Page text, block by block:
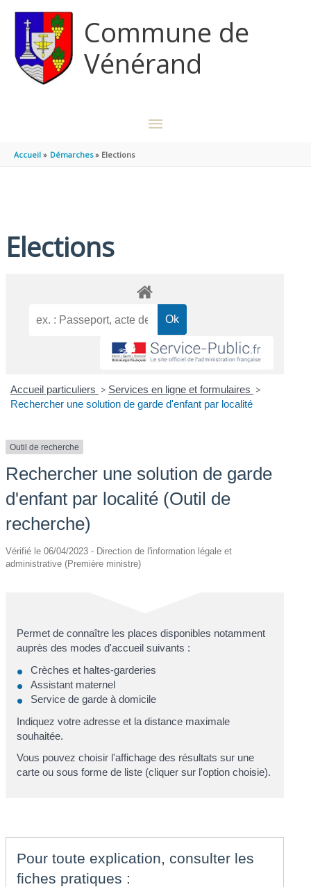
Commune de
Vénérand
MENU
Accueil Démarches Elections
Elections
Accueil particuliers > Services en ligne et formulaires >
Rechercher une solution de garde d'enfant par localité
Outil de recherche
Rechercher une solution de garde
d'enfant par localité (Outil de
recherche)
Vérifié le 06/04/2023 - Direction de l'information légale et
administrative (Première ministre)
Permet de connaître les places disponibles notamment
auprès des modes d'accueil suivants :
Crèches et haltes-garderies
Assistant maternel
Service de garde à domicile
Indiquez votre adresse et la distance maximale
souhaitée.
Vous pouvez choisir l'affichage des résultats sur une
carte ou sous forme de liste (cliquer sur l'option choisie).
Pour toute explication, consulter les
fiches pratiques :